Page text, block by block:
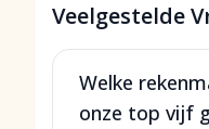
Veelgestelde
Welke
onze top vijf